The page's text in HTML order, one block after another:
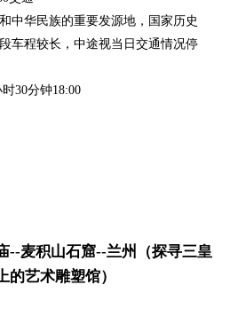
中华民族的重要发源地，国家历史
车程较长，中途视当日交通情况停
30分钟18:00
--麦积山石窟--兰州（探寻三皇
艺术雕塑馆）